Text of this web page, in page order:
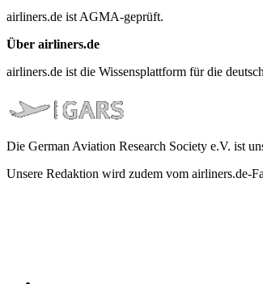
airliners.de ist AGMA-geprüft.
Über airliners.de
airliners.de ist die Wissensplattform für die
Die German Aviation Research Society e.V. ist
Unsere Redaktion wird zudem vom airliners.de-